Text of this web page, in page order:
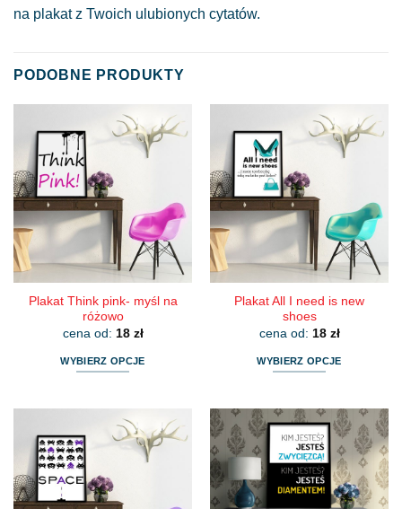
na plakat z Twoich ulubionych cytatów.
PODOBNE PRODUKTY
Plakat Think pink- myśl na
różowo
cena od: 18 zł
WYBIERZ OPCJE
wiele
wariantów.
Opcje
można
Plakat All I need is new
shoes
cena od: 18 zł
WYBIERZ OPCJE
ma
wiele
wariantów.
Opcje
można